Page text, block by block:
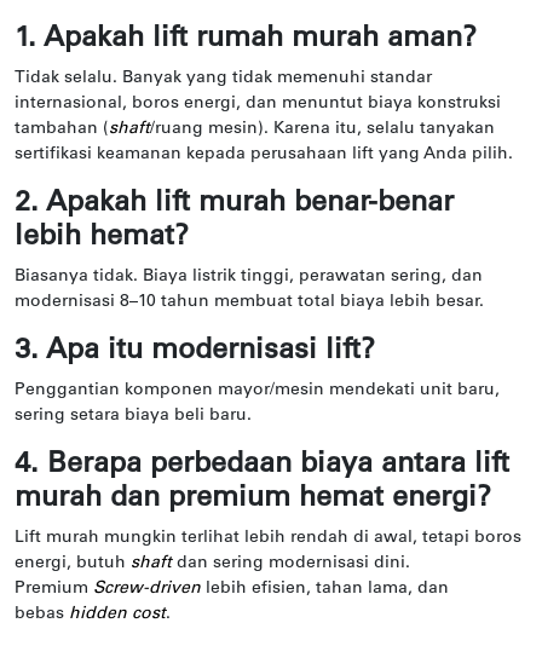
1. Apakah lift rumah murah aman?
Tidak selalu. Banyak yang tidak memenuhi standar
internasional, boros energi, dan menuntut biaya konstruksi
tambahan ( shaft/ruang mesin). Karena itu, selalu tanyakan
sertifikasi keamanan kepada perusahaan lift yang Anda pilih.
2. Apakah lift murah benar-benar
lebih hemat?
Biasanya tidak. Biaya listrik tinggi, perawatan sering, dan
modernisasi 8–10 tahun membuat total biaya lebih besar.
3. Apa itu modernisasi lift?
Penggantian komponen mayor/mesin mendekati unit baru,
sering setara biaya beli baru.
4. Berapa perbedaan biaya antara lift
murah dan premium hemat energi?
Lift murah mungkin terlihat lebih rendah di awal, tetapi boros
energi, butuh shaftdan sering modernisasi dini.
Premium Screw-driven lebih efisien, tahan lama, dan
bebas hidden cost.